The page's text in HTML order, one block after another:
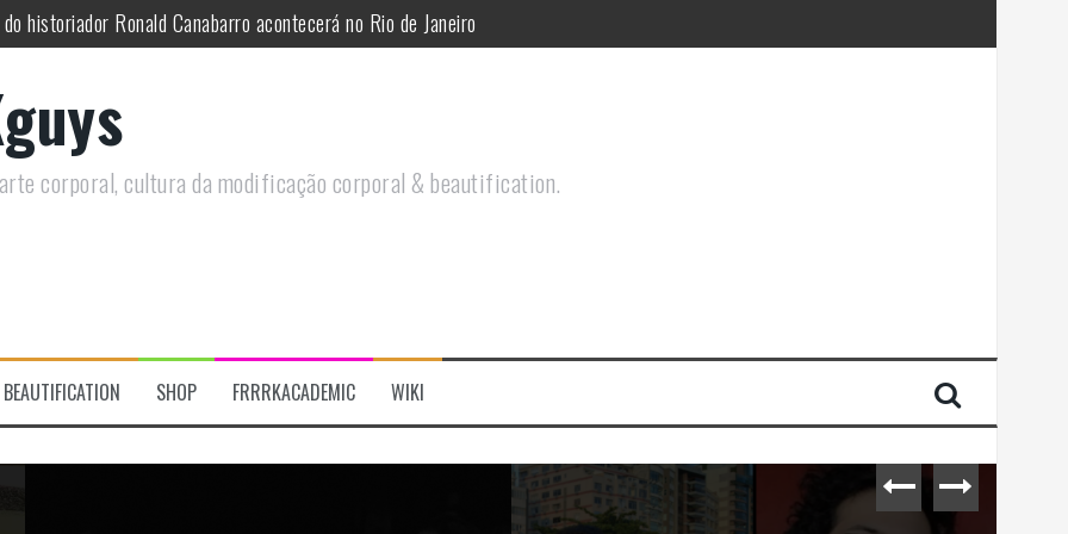
sobre Circo Freak em encontro online
modificações corporais e anarquia em encontro online
saiba como você pode ajudar duas ações que estão a ocorrer
a celebração do Orgulho Freak no Chile
corporal, cultura da modificação corporal & beautification.
BEAUTIFICATION SHOP FRRRKACADEMIC WIKI